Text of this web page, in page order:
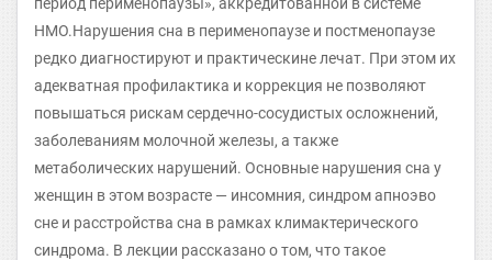
НМО.Нарушения сна в перименопаузе и постменопаузе
редко диагностируют и практическине лечат. При этом их
адекватная профилактика и коррекция не позволяют
повышаться рискам сердечно-сосудистых осложнений,
заболеваниям молочной железы, а также
метаболических нарушений. Основные нарушения сна у
женщин в этом возрасте — инсомния, синдром апноэво
сне и расстройства сна в рамках климактерического
синдрома. В лекции рассказано о том, что такое